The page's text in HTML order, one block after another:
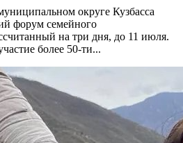
округе Кузбасса
форум семейного
на три дня, до 11 июля.
более 50-ти...